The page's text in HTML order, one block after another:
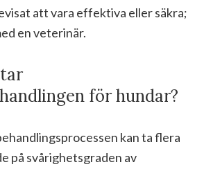
att vara effektiva eller säkra;
en veterinär.
för hundar?
kan ta flera
på svårighetsgraden av